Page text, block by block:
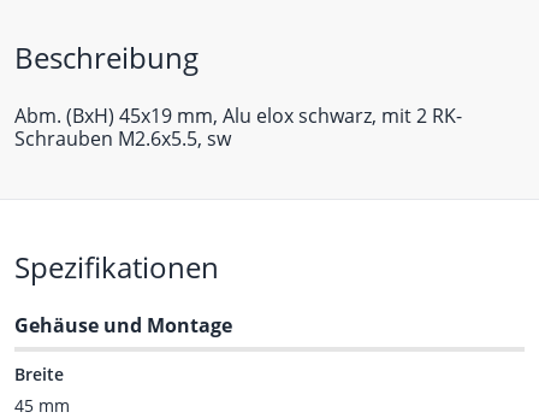
Beschreibung
Abm. (BxH) 45x19 mm, Alu elox schwarz, mit 2 RK-
Schrauben M2.6x5.5, sw
Spezifikationen
Gehäuse und Montage
Breite
45 mm